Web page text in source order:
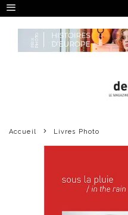
Accueil Livres Photo